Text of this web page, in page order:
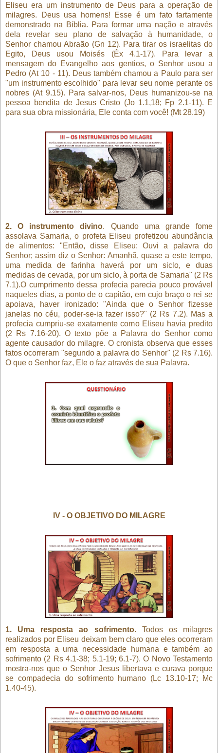
Eliseu era um instrumento de Deus para a operação de
milagres. Deus usa homens! Esse é um fato fartamente
demonstrado na Bíblia. Para formar uma nação e através
dela revelar seu plano de salvação à humanidade, o
Senhor chamou Abraão (Gn 12). Para tirar os israelitas do
Egito, Deus usou Moisés (Êx 4.1-17). Para levar a
mensagem do Evangelho aos gentios, o Senhor usou a
Pedro (At 10 - 11). Deus também chamou a Paulo para ser
"um instrumento escolhido" para levar seu nome perante os
nobres (At 9.15). Para salvar-nos, Deus humanizou-se na
pessoa bendita de Jesus Cristo (Jo 1.1,18; Fp 2.1-11). E
para sua obra missionária, Ele conta com você! (Mt 28.19)
2. O instrumento divino. Quando uma grande fome
assolava Samaria, o profeta Eliseu profetizou abundância
de alimentos: "Então, disse Eliseu: Ouvi a palavra do
Senhor; assim diz o Senhor: Amanhã, quase a este tempo,
uma medida de farinha haverá por um siclo, e duas
medidas de cevada, por um siclo, à porta de Samaria" (2 Rs
7.1).O cumprimento dessa profecia parecia pouco provável
naqueles dias, a ponto de o capitão, em cujo braço o rei se
apoiava, haver ironizado: "Ainda que o Senhor fizesse
janelas no céu, poder-se-ia fazer isso?" (2 Rs 7.2). Mas a
profecia cumpriu-se exatamente como Eliseu havia predito
(2 Rs 7.16-20). O texto põe a Palavra do Senhor como
agente causador do milagre. O cronista observa que esses
fatos ocorreram "segundo a palavra do Senhor" (2 Rs 7.16).
O que o Senhor faz, Ele o faz através de sua Palavra.
IV - O OBJETIVO DO MILAGRE
1. Uma resposta ao sofrimento. Todos os milagres
realizados por Eliseu deixam bem claro que eles ocorreram
em resposta a uma necessidade humana e também ao
sofrimento (2 Rs 4.1-38; 5.1-19; 6.1-7). O Novo Testamento
mostra-nos que o Senhor Jesus libertava e curava porque
se compadecia do sofrimento humano (Lc 13.10-17; Mc
1.40-45).